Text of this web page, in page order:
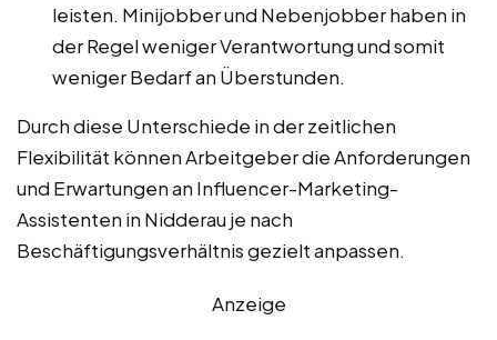
leisten. Minijobber und Nebenjobber haben in
der Regel weniger Verantwortung und somit
weniger Bedarf an Überstunden.
Durch diese Unterschiede in der zeitlichen
Flexibilität können Arbeitgeber die Anforderungen
und Erwartungen an Influencer-Marketing-
Assistenten in Nidderau je nach
Beschäftigungsverhältnis gezielt anpassen.
Anzeige